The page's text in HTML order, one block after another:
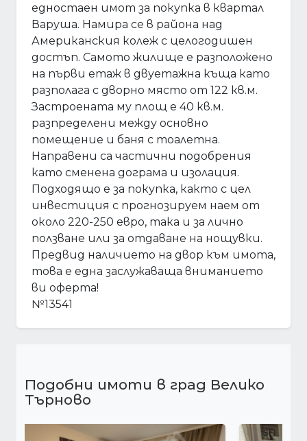
едностаен имот за покупка в квартал
Варуша. Намира се в района над
Американския колеж с целогодишен
достъп. Самото жилище е разположено
на първи етаж в двуетажна къща като
разполага с дворно място от 122 кв.м.
Застроената му площ е 40 кв.м.
разпределени между основно
помещение и баня с тоалетна.
Направени са частични подобрения
като сменена дограма и изолация.
Подходящо е за покупка, както с цел
инвестиция с прогнозируем наем от
около 220-250 евро, така и за лично
ползване или за отдаване на нощувки.
Предвид наличието на двор към имота,
това е една заслужаваща вниманието
ви оферта!
№13541
Подобни имоти в град Велико
Търново